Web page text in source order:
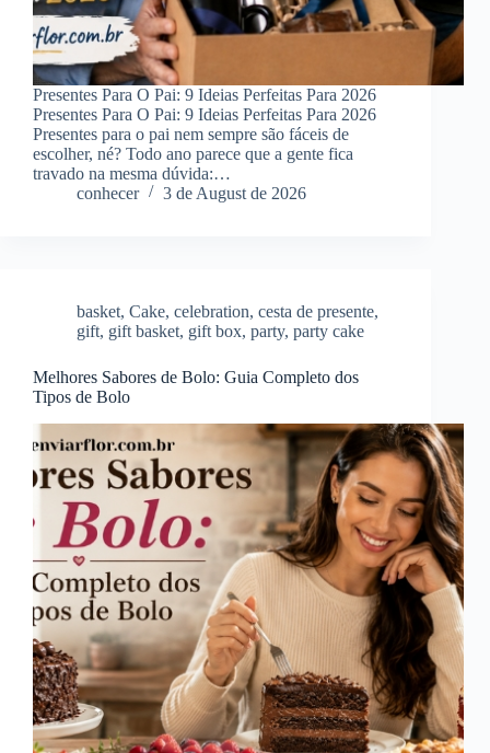
Presentes Para O Pai: 9 Ideias Perfeitas Para 2026
Presentes Para O Pai: 9 Ideias Perfeitas Para 2026
Presentes para o pai nem sempre são fáceis de
escolher, né? Todo ano parece que a gente fica
travado na mesma dúvida:…
conhecer
3 de August de 2026
basket, Cake, celebration, cesta de presente,
gift, gift basket, gift box, party, party cake
Melhores Sabores de Bolo: Guia Completo dos
Tipos de Bolo